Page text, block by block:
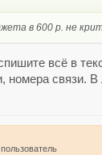
в 600 р. не
всё в
номера связи. В